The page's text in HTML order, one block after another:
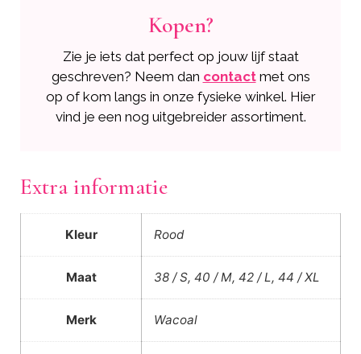
Kopen?
Zie je iets dat perfect op jouw lijf staat
geschreven? Neem dan contact met ons
op of kom langs in onze fysieke winkel. Hier
vind je een nog uitgebreider assortiment.
Extra informatie
Kleur Rood
Maat 38 / S, 40 / M, 42 / L, 44 / XL
Merk Wacoal